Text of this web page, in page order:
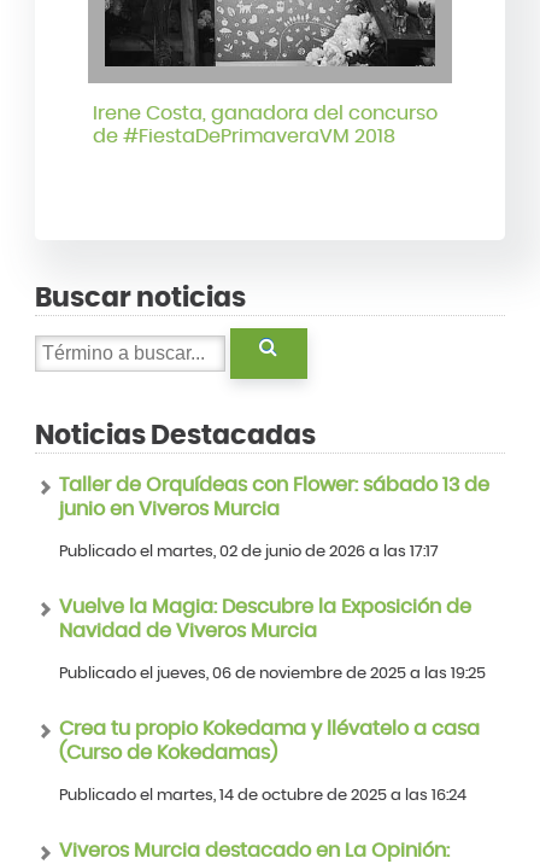
Irene Costa, ganadora del concurso
de #FiestaDePrimaveraVM 2018
Buscar noticias
Noticias Destacadas
Taller de Orquídeas con Flower: sábado 13 de
junio en Viveros Murcia
Publicado el martes, 02 de junio de 2026 a las 17:17
Vuelve la Magia: Descubre la Exposición de
Navidad de Viveros Murcia
Publicado el jueves, 06 de noviembre de 2025 a las 19:25
Crea tu propio Kokedama y llévatelo a casa
(Curso de Kokedamas)
Publicado el martes, 14 de octubre de 2025 a las 16:24
Viveros Murcia destacado en La Opinión: